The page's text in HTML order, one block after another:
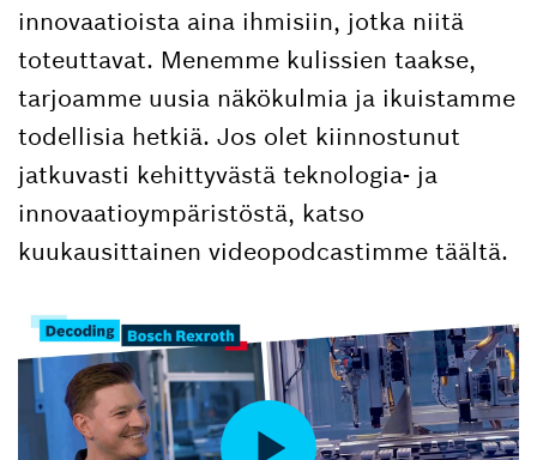
innovaatioista aina ihmisiin, jotka niitä
toteuttavat. Menemme kulissien taakse,
tarjoamme uusia näkökulmia ja ikuistamme
todellisia hetkiä. Jos olet kiinnostunut
jatkuvasti kehittyvästä teknologia- ja
innovaatioympäristöstä, katso
kuukausittainen videopodcastimme täältä.